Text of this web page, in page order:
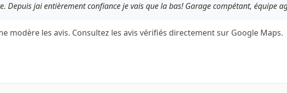
Depuis jai entièrement confiance je vais que la bas! Garage compétant, équipe
modère les avis. Consultez les avis vérifiés directement sur Google Maps.